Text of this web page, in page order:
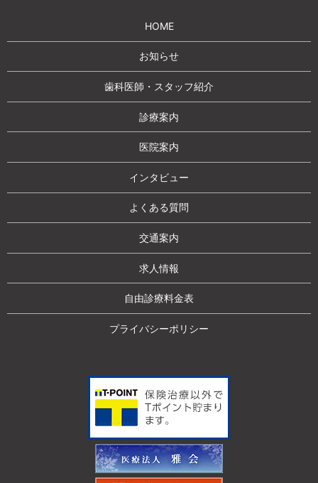
HOME
お知らせ
歯科医師・スタッフ紹介
診療案内
医院案内
インタビュー
よくある質問
交通案内
求人情報
自由診療料金表
プライバシーポリシー